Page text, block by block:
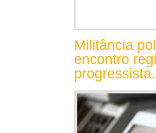
Militância
encontro